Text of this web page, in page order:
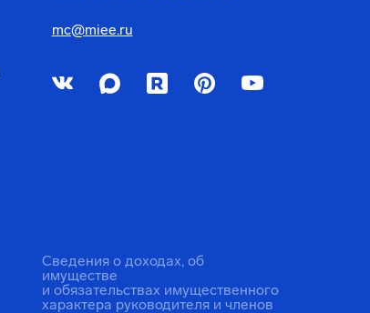
mc@miee.ru
Сведения о доходах, об
имуществе
и обязательствах имущественного
характера руководителя и членов